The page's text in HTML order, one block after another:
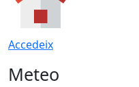
Accedeix
Meteo